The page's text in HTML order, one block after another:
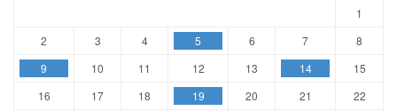
1
2
3 4 5 6 7
8
9
10 11 12 13 14
15
16
17 18 19 20 21
22